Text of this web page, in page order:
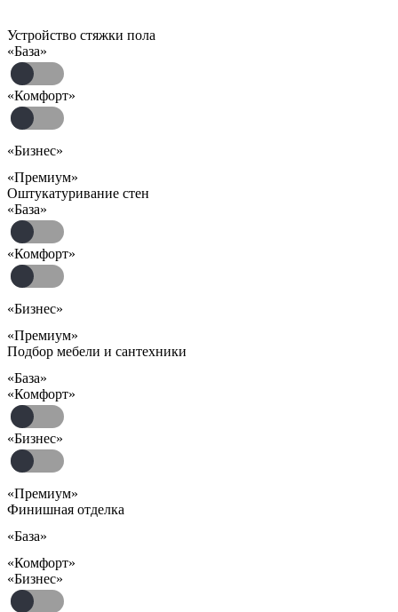
Устройство стяжки пола
«База»
«Комфорт»
«Бизнес»
«Премиум»
Оштукатуривание стен
«База»
«Комфорт»
«Бизнес»
«Премиум»
Подбор мебели и сантехники
«База»
«Комфорт»
«Бизнес»
«Премиум»
Финишная отделка
«База»
«Комфорт»
«Бизнес»